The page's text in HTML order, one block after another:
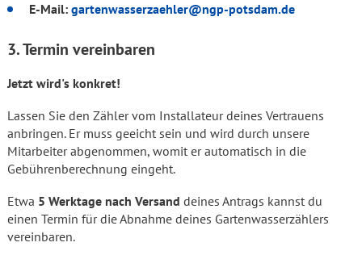
E-Mail: gartenwasserzaehler@ngp-potsdam.de
3. Termin vereinbaren
Jetzt wird's konkret!
Lassen Sie den Zähler vom Installateur deines Vertrauens
anbringen. Er muss geeicht sein und wird durch unsere
Mitarbeiter abgenommen, womit er automatisch in die
Gebührenberechnung eingeht.
Etwa 5 Werktage nach Versand deines Antrags kannst du
einen Termin für die Abnahme deines Gartenwasserzählers
vereinbaren.